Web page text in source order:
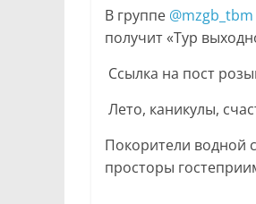
В группе @mzgb_tbm
получит «Тур
Ссылка на пост
Лето, каникулы,
Покорители водной
просторы